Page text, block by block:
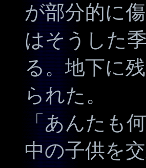
が部分的に
はそうした
る。地下に
られた。
「あんたも
中の子供を